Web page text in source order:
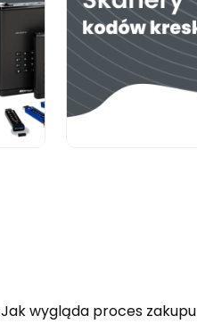
Jak wygląda proces